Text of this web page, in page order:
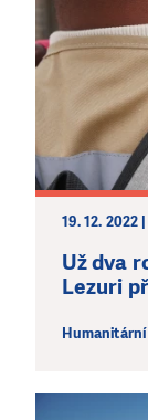
19. 12.
Už dva
Lezuri